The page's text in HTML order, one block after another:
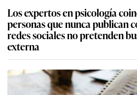
Los expertos en psicología
personas que nunca publican
redes sociales no pretenden
externa